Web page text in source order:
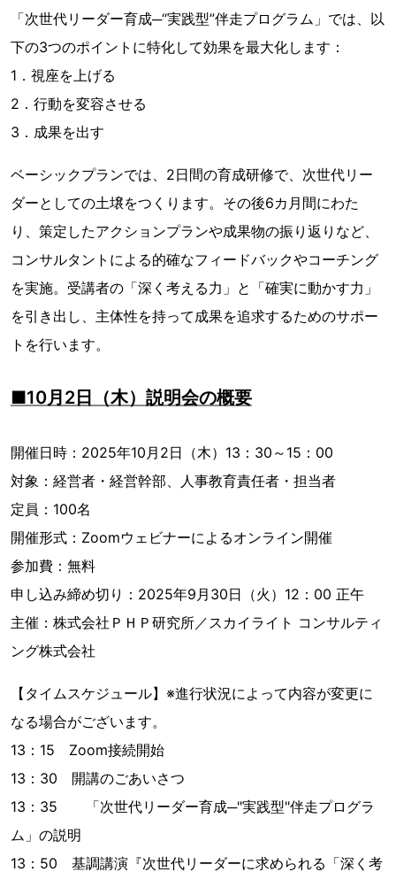
「次世代リーダー育成─“実践型”伴走プログラム」では、以
下の3つのポイントに特化して効果を最大化します：
1．視座を上げる
2．行動を変容させる
3．成果を出す
ベーシックプランでは、2日間の育成研修で、次世代リー
ダーとしての土壌をつくります。その後6カ月間にわた
り、策定したアクションプランや成果物の振り返りなど、
コンサルタントによる的確なフィードバックやコーチング
を実施。受講者の「深く考える力」と「確実に動かす力」
を引き出し、主体性を持って成果を追求するためのサポー
トを行います。
■10月2日（木）説明会の概要
開催日時：2025年10月2日（木）13：30～15：00
対象：経営者・経営幹部、人事教育責任者・担当者
定員：100名
開催形式：Zoomウェビナーによるオンライン開催
参加費：無料
申し込み締め切り：2025年9月30日（火）12：00 正午
主催：株式会社ＰＨＰ研究所／スカイライト コンサルティ
ング株式会社
【タイムスケジュール】※進行状況によって内容が変更に
なる場合がございます。
13：15 Zoom接続開始
13：30 開講のごあいさつ
13：35 「次世代リーダー育成─"実践型"伴走プログラ
ム」の説明
13：50 基調講演『次世代リーダーに求められる「深く考